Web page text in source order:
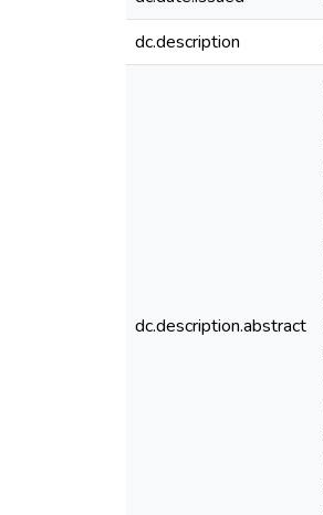
dc.description
dc.description.abstract